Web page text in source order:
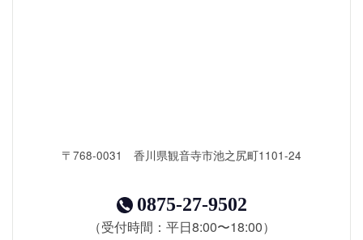
〒768-0031 香川県観音寺市池之尻町1101-24
0875-27-9502
（受付時間：平日8:00〜18:00）